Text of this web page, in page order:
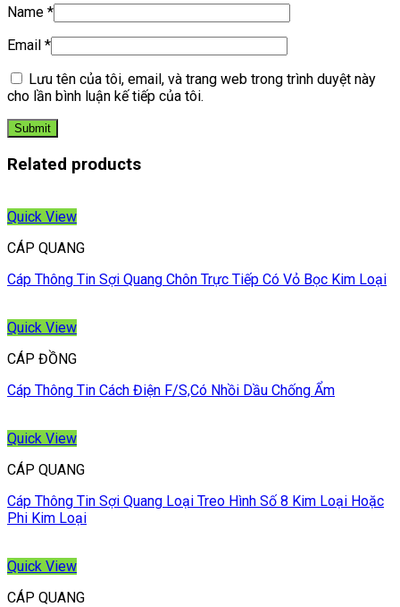
Name *
Email *
Lưu tên của tôi, email, và trang web trong trình duyệt này
cho lần bình luận kế tiếp của tôi.
Related products
Quick View
CÁP QUANG
Cáp Thông Tin Sợi Quang Chôn Trực Tiếp Có Vỏ Bọc Kim Loại
Quick View
CÁP ĐỒNG
Cáp Thông Tin Cách Điện F/S,Có Nhồi Dầu Chống Ẩm
Quick View
CÁP QUANG
Cáp Thông Tin Sợi Quang Loại Treo Hình Số 8 Kim Loại Hoặc
Phi Kim Loại
Quick View
CÁP QUANG